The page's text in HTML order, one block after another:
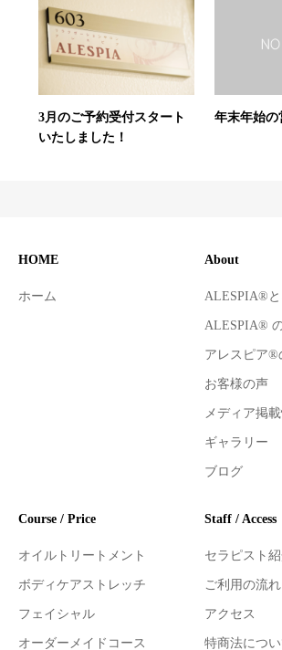
3月のご予約受付スタート
いたしました！
年末年始
HOME
ホーム
About
ALESPIA®と
ALESPIA®
アレスピア®
お客様の声
メディア掲
ギャラリー
ブログ
Course / Price
オイルトリートメント
ボディケアストレッチ
フェイシャル
オーダーメイドコース
Staff / Access
セラピスト
ご利用の流れ
アクセス
特商法につい